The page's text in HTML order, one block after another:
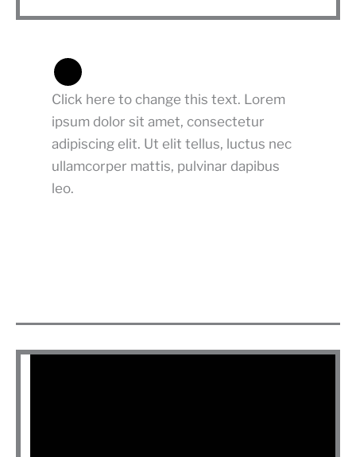
Click here to change this text. Lorem
ipsum dolor sit amet, consectetur
adipiscing elit. Ut elit tellus, luctus nec
ullamcorper mattis, pulvinar dapibus
leo.